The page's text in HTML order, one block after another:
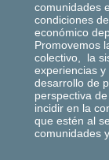
comunidades
condiciones
económico
Promovemos
colectivo, la
experiencias
desarrollo de
perspectiva
incidir en la
que estén al
comunidades